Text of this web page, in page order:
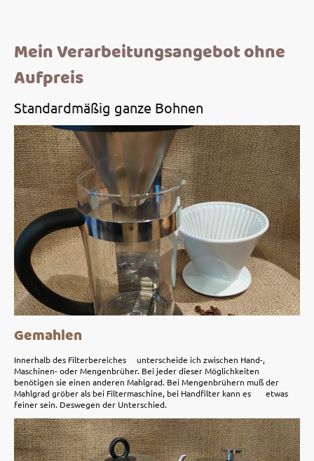
Mein Verarbeitungsangebot ohne
Aufpreis
Standardmäßig ganze Bohnen
Gemahlen
Innerhalb des Filterbereiches unterscheide ich zwischen Hand-,
Maschinen- oder Mengenbrüher. Bei jeder dieser Möglichkeiten
benötigen sie einen anderen Mahlgrad. Bei Mengenbrühern muß der
Mahlgrad gröber als bei Filtermaschine, bei Handfilter kann es etwas
feiner sein. Deswegen der Unterschied.